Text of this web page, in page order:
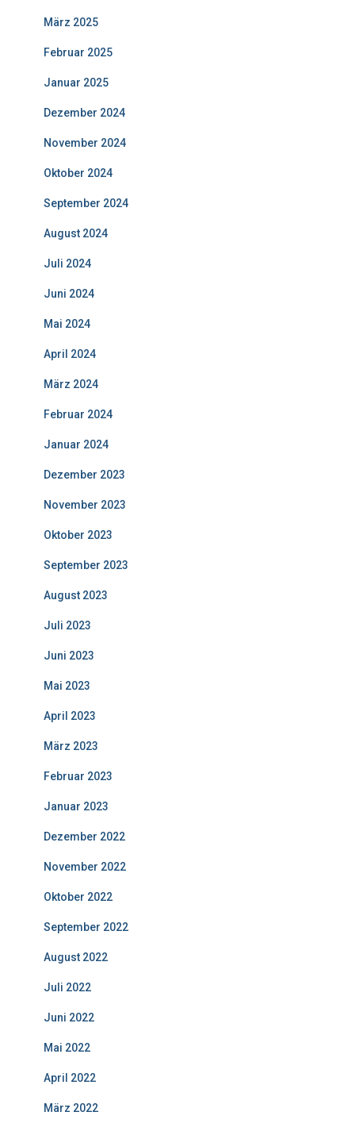
März 2025
Februar 2025
Januar 2025
Dezember 2024
November 2024
Oktober 2024
September 2024
August 2024
Juli 2024
Juni 2024
Mai 2024
April 2024
März 2024
Februar 2024
Januar 2024
Dezember 2023
November 2023
Oktober 2023
September 2023
August 2023
Juli 2023
Juni 2023
Mai 2023
April 2023
März 2023
Februar 2023
Januar 2023
Dezember 2022
November 2022
Oktober 2022
September 2022
August 2022
Juli 2022
Juni 2022
Mai 2022
April 2022
März 2022